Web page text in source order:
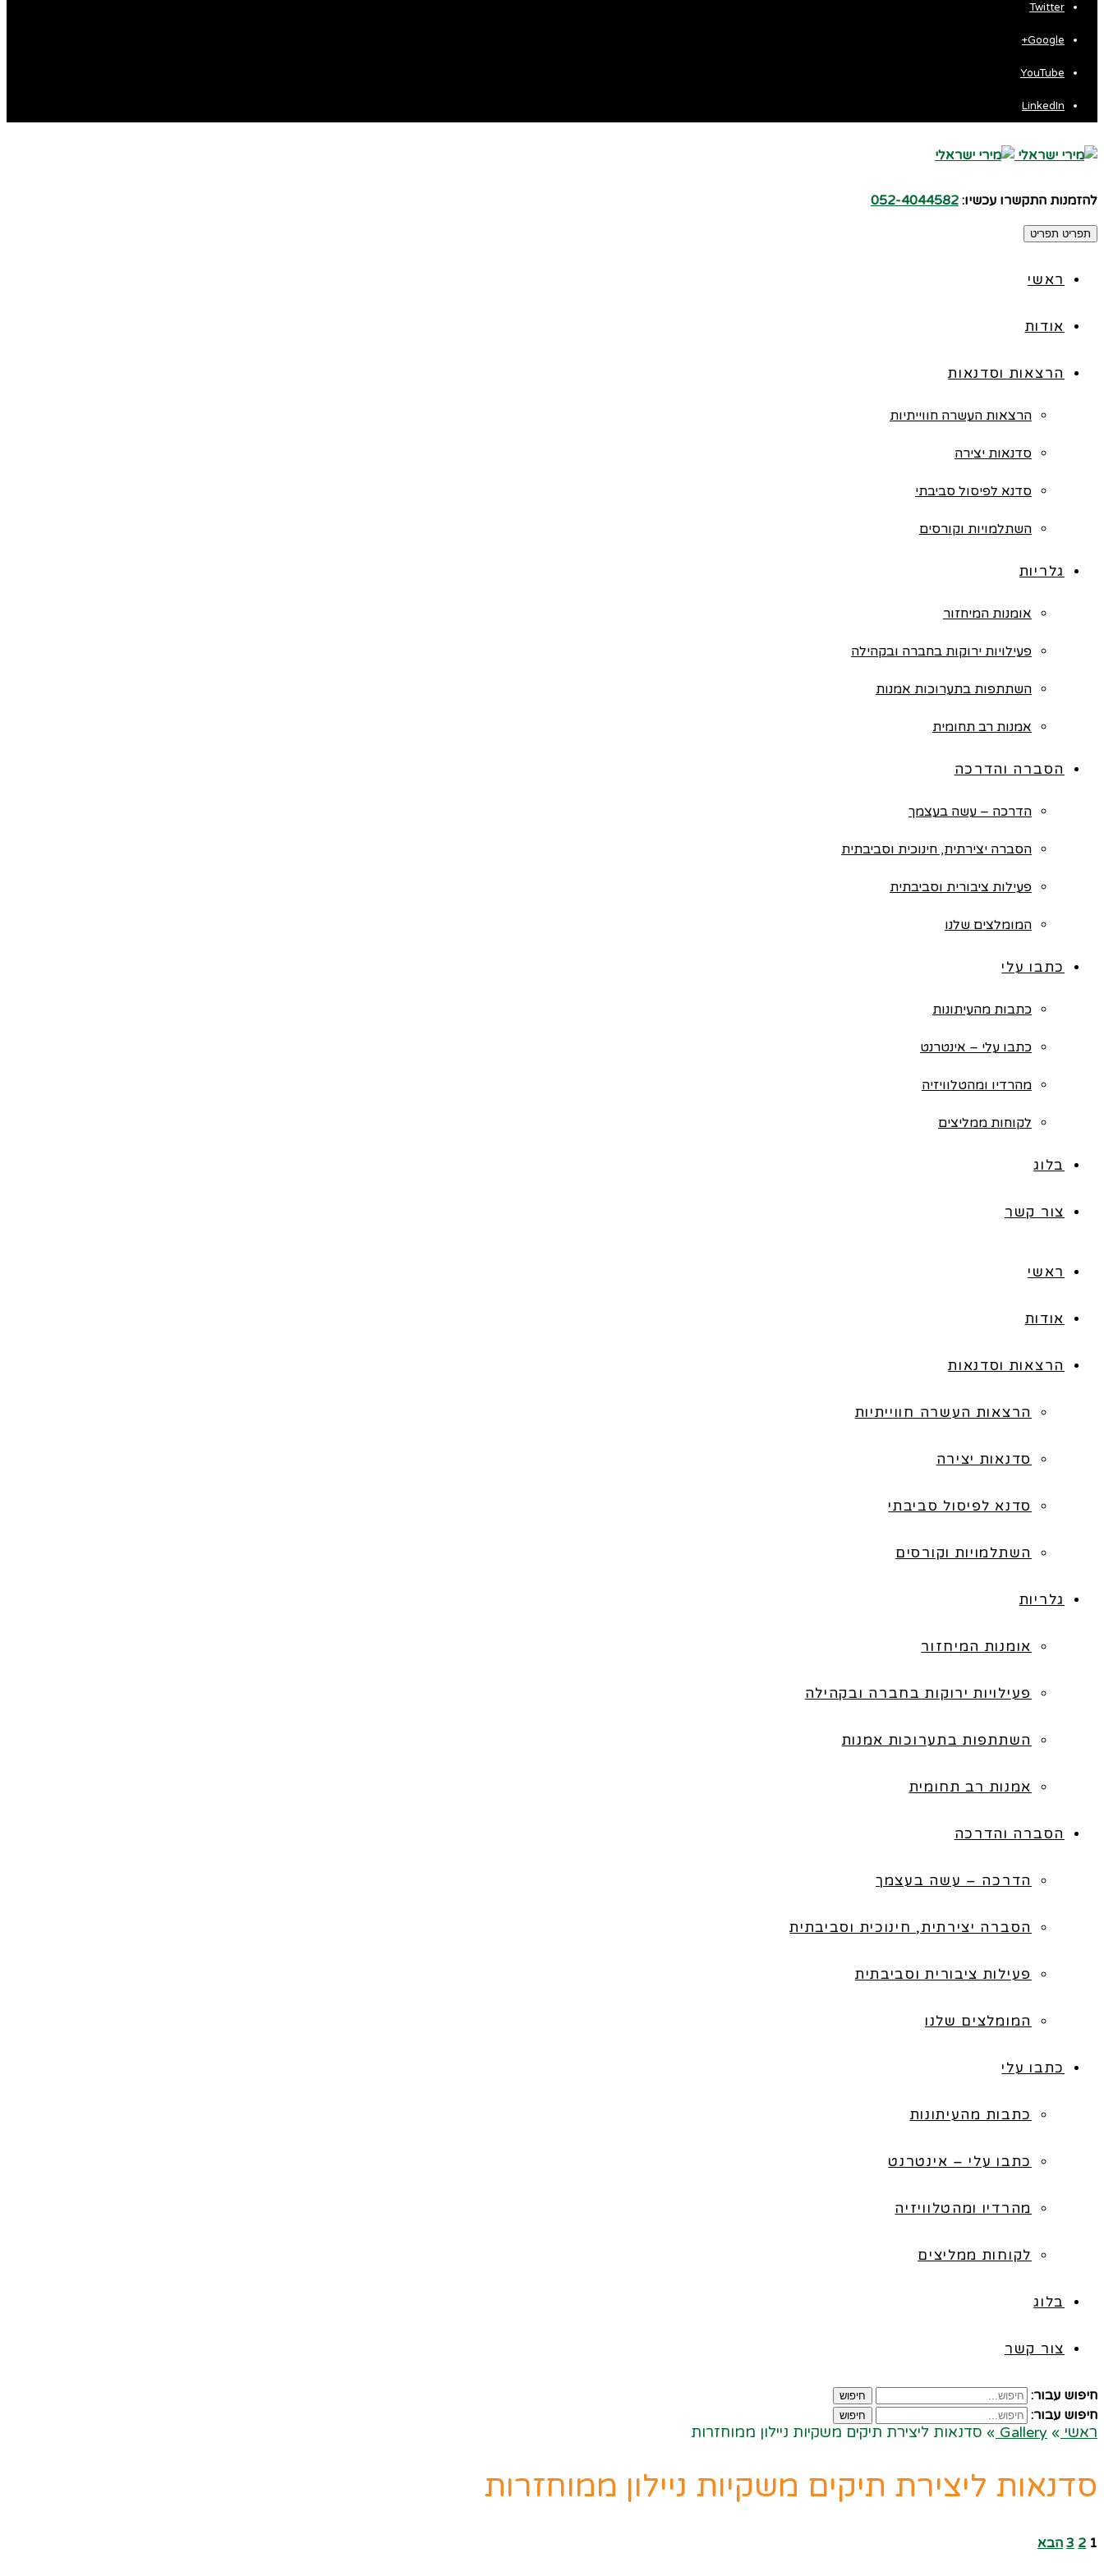
Twitter
Google+
YouTube
LinkedIn
להזמנות התקשרו עכשיו: 052-4044582
תפריט תפריט
ראשי
אודות
הרצאות וסדנאות
הרצאות העשרה חווייתיות
סדנאות יצירה
סדנא לפיסול סביבתי
השתלמויות וקורסים
גלריות
אומנות המיחזור
פעילויות ירוקות בחברה ובקהילה
השתתפות בתערוכות אמנות
אמנות רב תחומית
הסברה והדרכה
הדרכה – עשה בעצמך
הסברה יצירתית, חינוכית וסביבתית
פעילות ציבורית וסביבתית
המומלצים שלנו
כתבו עלי
כתבות מהעיתונות
כתבו עלי – אינטרנט
מהרדיו ומהטלוויזיה
לקוחות ממליצים
בלוג
צור קשר
ראשי
אודות
הרצאות וסדנאות
הרצאות העשרה חווייתיות
סדנאות יצירה
סדנא לפיסול סביבתי
השתלמויות וקורסים
גלריות
אומנות המיחזור
פעילויות ירוקות בחברה ובקהילה
השתתפות בתערוכות אמנות
אמנות רב תחומית
הסברה והדרכה
הדרכה – עשה בעצמך
הסברה יצירתית, חינוכית וסביבתית
פעילות ציבורית וסביבתית
המומלצים שלנו
כתבו עלי
כתבות מהעיתונות
כתבו עלי – אינטרנט
מהרדיו ומהטלוויזיה
לקוחות ממליצים
בלוג
צור קשר
חיפוש עבור: חיפוש
חיפוש עבור: חיפוש
ראשי »
Gallery
» סדנאות ליצירת תיקים משקיות ניילון ממוחזרות
סדנאות ליצירת תיקים משקיות ניילון ממוחזרות
1
2
3 הבא